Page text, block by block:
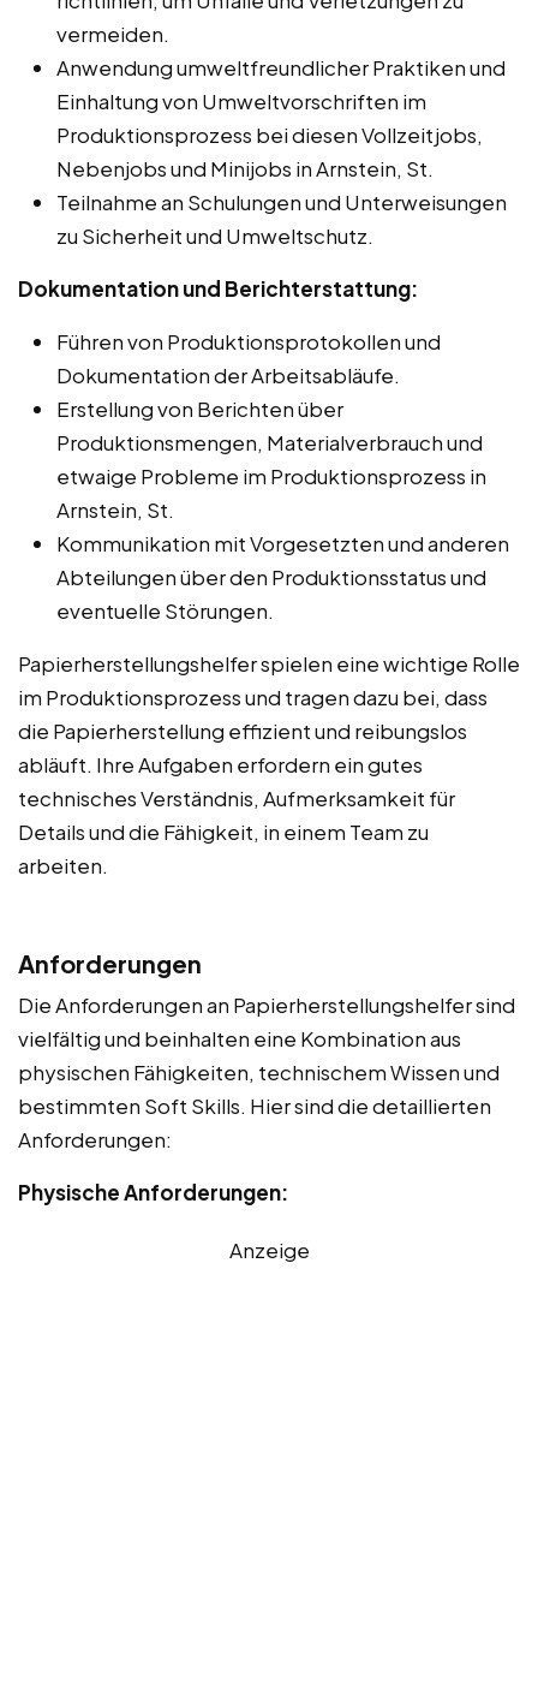
vermeiden.
Anwendung umweltfreundlicher Praktiken und
Einhaltung von Umweltvorschriften im
Produktionsprozess bei diesen Vollzeitjobs,
Nebenjobs und Minijobs in Arnstein, St.
Teilnahme an Schulungen und Unterweisungen
zu Sicherheit und Umweltschutz.
Dokumentation und Berichterstattung:
Führen von Produktionsprotokollen und
Dokumentation der Arbeitsabläufe.
Erstellung von Berichten über
Produktionsmengen, Materialverbrauch und
etwaige Probleme im Produktionsprozess in
Arnstein, St.
Kommunikation mit Vorgesetzten und anderen
Abteilungen über den Produktionsstatus und
eventuelle Störungen.
Papierherstellungshelfer spielen eine wichtige Rolle
im Produktionsprozess und tragen dazu bei, dass
die Papierherstellung effizient und reibungslos
abläuft. Ihre Aufgaben erfordern ein gutes
technisches Verständnis, Aufmerksamkeit für
Details und die Fähigkeit, in einem Team zu
arbeiten.
Anforderungen
Die Anforderungen an Papierherstellungshelfer sind
vielfältig und beinhalten eine Kombination aus
physischen Fähigkeiten, technischem Wissen und
bestimmten Soft Skills. Hier sind die detaillierten
Anforderungen:
Physische Anforderungen:
Anzeige